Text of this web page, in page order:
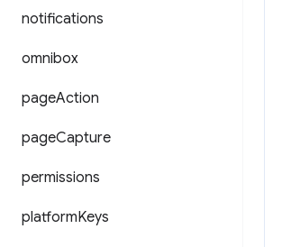
notifications
omnibox
pageAction
pageCapture
permissions
platformKeys